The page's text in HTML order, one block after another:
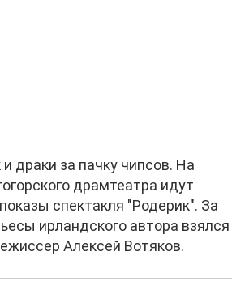
драки за пачку чипсов. На
драмтеатра идут
спектакля "Родерик". За
ирландского автора взялся
Алексей Вотяков.